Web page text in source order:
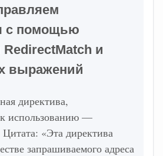
с помощью
и
выражений
директива,
использованию —
Цитата: «Эта директива
запрашиваемого адреса